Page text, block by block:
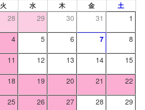
火 水 木 金 土
28 29 30 31 1
4 5 6 7 8
11 12 13 14 15
18 19 20 21 22
25 26 27 28 29